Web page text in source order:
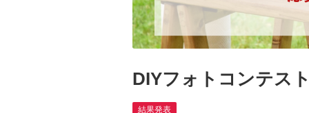
DIYフォトコンテス
結果発表